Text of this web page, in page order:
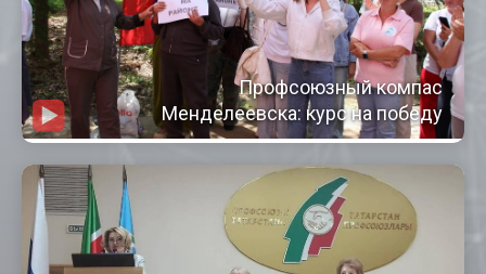
Профсоюзный компас
Менделеевска: курс на победу